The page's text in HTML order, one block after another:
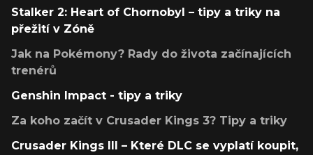
Stalker 2: Heart of Chornobyl – tipy a triky na
přežití v Zóně
Jak na Pokémony? Rady do života začínajících
trenérů
Genshin Impact - tipy a triky
Za koho začít v Crusader Kings 3? Tipy a triky
Crusader Kings III – Které DLC se vyplatí koupit,